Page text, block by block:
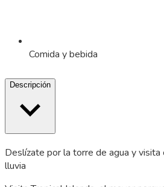
Comida y bebida
Descripción
Deslízate por la torre de agua y
lluvia